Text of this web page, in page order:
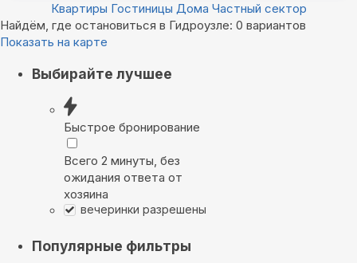
Квартиры Гостиницы Дома Частный сектор
Найдём, где остановиться в Гидроузле: 0 вариантов
Показать на карте
Выбирайте лучшее
Быстрое бронирование
Всего 2 минуты, без
ожидания ответа от
хозяина
вечеринки разрешены
Популярные фильтры